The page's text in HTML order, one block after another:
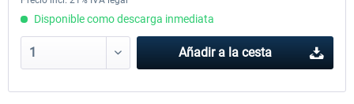
Disponible como descarga inmediata
Añadir a la cesta